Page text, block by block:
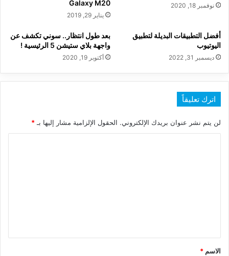
نوفمبر 18, 2020 Galaxy M20
يناير 29, 2019
أفضل التطبيقات البديلة لتطبيق
اليوتيوب
ديسمبر 31, 2022
بعد طول انتظار.. سوني تكشف عن
واجهة بلاي ستيشن 5 الرئيسية !
أكتوبر 19, 2020
اترك تعليقاً
لن يتم نشر عنوان بريدك الإلكتروني. الحقول الإلزامية مشار إليها بـ*
*
الاسم *